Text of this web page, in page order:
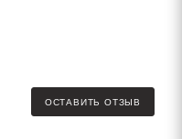
ОСТАВИТЬ ОТЗЫВ